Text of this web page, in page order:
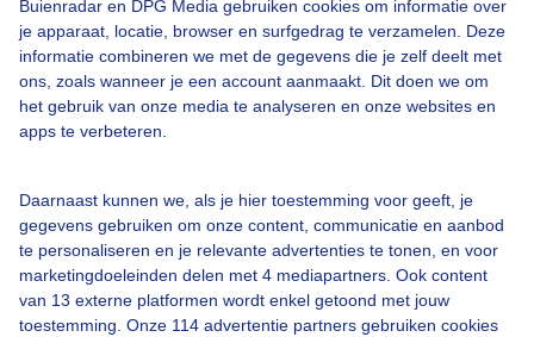
Buienradar en DPG Media gebruiken cookies om informatie over
je apparaat, locatie, browser en surfgedrag te verzamelen. Deze
informatie combineren we met de gegevens die je zelf deelt met
ons, zoals wanneer je een account aanmaakt. Dit doen we om
het gebruik van onze media te analyseren en onze websites en
apps te verbeteren.
Daarnaast kunnen we, als je hier toestemming voor geeft, je
gegevens gebruiken om onze content, communicatie en aanbod
te personaliseren en je relevante advertenties te tonen, en voor
marketingdoeleinden delen met 4 mediapartners. Ook content
van 13 externe platformen wordt enkel getoond met jouw
toestemming. Onze 114 advertentie partners gebruiken cookies
Bekijk slideshow
Een moment geduld aub...